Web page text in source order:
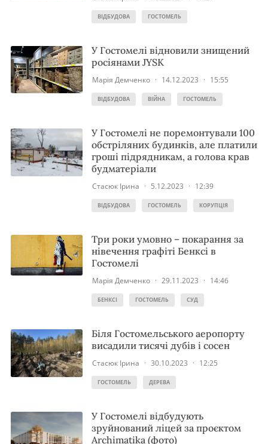
ВІДБУДОВА ГОСТОМЕЛЬ
У Гостомелі відновили знищений
росіянами JYSK
Марія Демченко · 14.12.2023 · 15:55
ВІДБУДОВА ВІЙНА ГОСТОМЕЛЬ
У Гостомелі не поремонтували 100
обстріляних будинків, але платили
гроші підрядникам, а голова крав
будматеріали
Стасюк Ірина · 5.12.2023 · 12:39
ВІДБУДОВА ГОСТОМЕЛЬ КОРУПЦІЯ
Три роки умовно – покарання за
нівечення графіті Бенксі в
Гостомелі
Марія Демченко · 29.11.2023 · 14:46
БЕНКСІ ГОСТОМЕЛЬ СУД
Біля Гостомельського аеропорту
висадили тисячі дубів і сосен
Стасюк Ірина · 30.10.2023 · 12:25
ГОСТОМЕЛЬ ДЕРЕВА
У Гостомелі відбудують
зруйнований ліцей за проєктом
Archimatika (фото)